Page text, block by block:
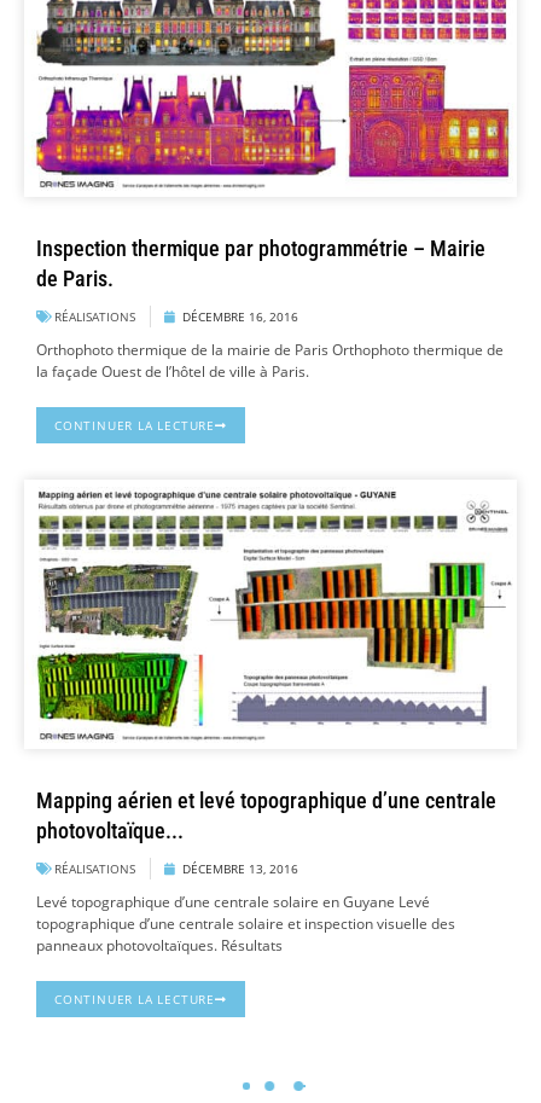
Inspection thermique par photogrammétrie – Mairie
de Paris.
RÉALISATIONS DÉCEMBRE 16, 2016
Orthophoto thermique de la mairie de Paris Orthophoto thermique de
la façade Ouest de l’hôtel de ville à Paris.
CONTINUER LA LECTURE
Mapping aérien et levé topographique d’une centrale
photovoltaïque...
RÉALISATIONS DÉCEMBRE 13, 2016
Levé topographique d’une centrale solaire en Guyane Levé
topographique d’une centrale solaire et inspection visuelle des
panneaux photovoltaïques. Résultats
CONTINUER LA LECTURE